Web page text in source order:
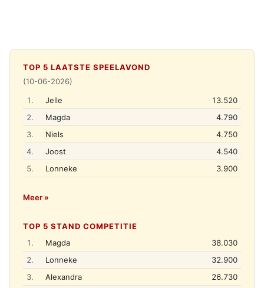
TOP 5 LAATSTE SPEELAVOND
(10-06-2026)
1.
Jelle
13.520
2.
Magda
4.790
3.
Niels
4.750
4.
Joost
4.540
5.
Lonneke 3.900
Meer »
TOP 5 STAND COMPETITIE
1.
Magda
38.030
2.
Lonneke
32.900
3.
Alexandra 26.730